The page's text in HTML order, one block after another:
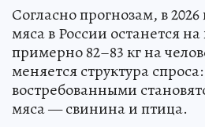
Согласно прогнозам, в
мяса в России останется
примерно 82–83 кг на
меняется структура
востребованными
мяса — свинина и птица.